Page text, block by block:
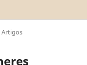
Artigos